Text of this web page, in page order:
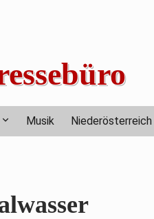
Musik Niederösterreich